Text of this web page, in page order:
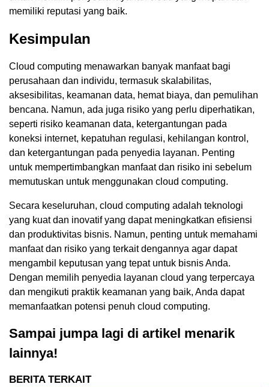
memiliki reputasi yang baik.
Kesimpulan
Cloud computing menawarkan banyak manfaat bagi
perusahaan dan individu, termasuk skalabilitas,
aksesibilitas, keamanan data, hemat biaya, dan pemulihan
bencana. Namun, ada juga risiko yang perlu diperhatikan,
seperti risiko keamanan data, ketergantungan pada
koneksi internet, kepatuhan regulasi, kehilangan kontrol,
dan ketergantungan pada penyedia layanan. Penting
untuk mempertimbangkan manfaat dan risiko ini sebelum
memutuskan untuk menggunakan cloud computing.
Secara keseluruhan, cloud computing adalah teknologi
yang kuat dan inovatif yang dapat meningkatkan efisiensi
dan produktivitas bisnis. Namun, penting untuk memahami
manfaat dan risiko yang terkait dengannya agar dapat
mengambil keputusan yang tepat untuk bisnis Anda.
Dengan memilih penyedia layanan cloud yang terpercaya
dan mengikuti praktik keamanan yang baik, Anda dapat
memanfaatkan potensi penuh cloud computing.
Sampai jumpa lagi di artikel menarik
lainnya!
BERITA TERKAIT